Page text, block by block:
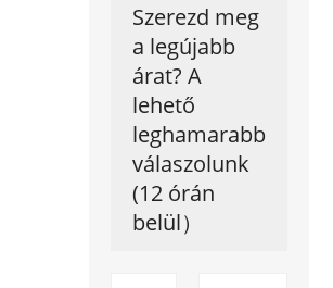
Szerezd meg
a legújabb
árat? A
lehető
leghamarabb
válaszolunk
(12 órán
belül）